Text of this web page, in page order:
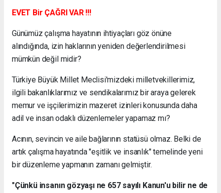
EVET Bir ÇAĞRI VAR !!!
Günümüz çalışma hayatının ihtiyaçları göz önüne
alındığında, izin haklarının yeniden değerlendirilmesi
mümkün değil midir?
Türkiye Büyük Millet Meclisi'mizdeki milletvekillerimiz,
ilgili bakanlıklarımız ve sendikalarımız bir araya gelerek
memur ve işçilerimizin mazeret izinleri konusunda daha
adil ve insan odaklı düzenlemeler yapamaz mı?
Acının, sevincin ve aile bağlarının statüsü olmaz. Belki de
artık çalışma hayatında "eşitlik ve insanlık" temelinde yeni
bir düzenleme yapmanın zamanı gelmiştir.
"Çünkü insanın gözyaşı ne 657 sayılı Kanun'u bilir ne de